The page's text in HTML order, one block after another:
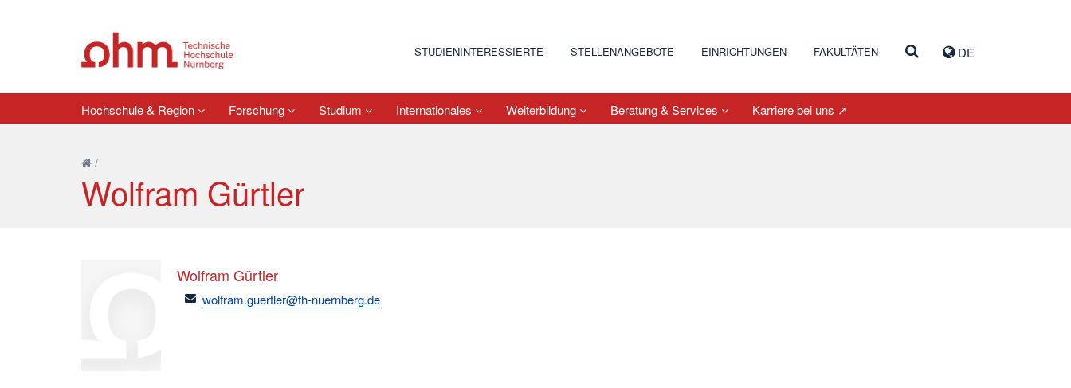
DE
STUDIENINTERESSIERTE STELLENANGEBOTE EINRICHTUNGEN FAKULTÄTEN
Hochschule & Region Forschung Studium Internationales Weiterbildung Beratung & Services Karriere bei uns ↗
/
Wolfram Gürtler
Wolfram Gürtler
email
wolfram.guertler@th-nuernberg.de